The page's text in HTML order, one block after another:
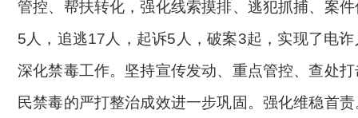
管控、帮扶转化，强化线索摸排、逃犯抓捕、案
5人，追逃17人，起诉5人，破案3起，实现了电
深化禁毒工作。坚持宣传发动、重点管控、查处
民禁毒的严打整治成效进一步巩固。强化维稳首